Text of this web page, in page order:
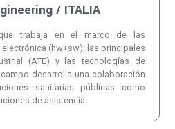
/ ITALIA
trabaja en el marco de las
(hw+sw): las principales
(ATE) y las tecnologías de
desarrolla una colaboración
sanitarias públicas como
de asistencia.